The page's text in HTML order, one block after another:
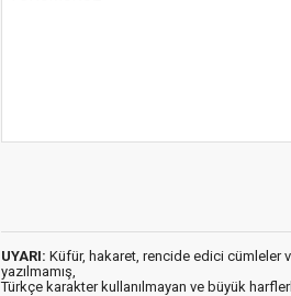
UYARI: Küfür, hakaret, rencide edici cümleler
yazılmamış,
Türkçe karakter kullanılmayan ve büyük